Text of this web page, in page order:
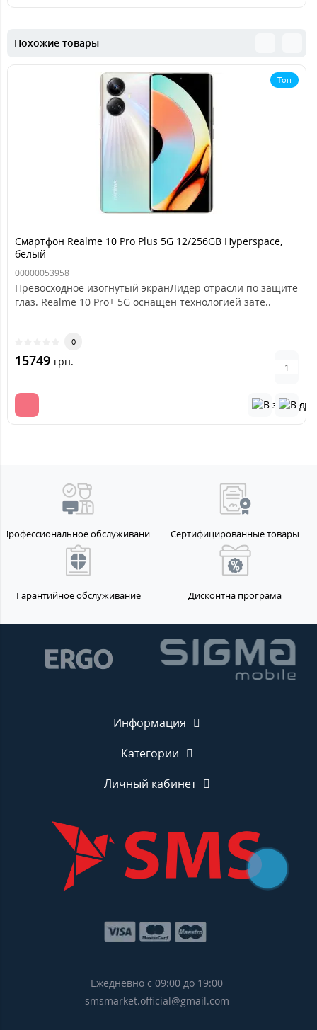
Похожие товары
Топ
Смартфон Realme 10 Pro Plus 5G 12/256GB Hyperspace,
белый
00000053958
Превосходное изогнутый экранЛидер отрасли по защите
глаз. Realme 10 Pro+ 5G оснащен технологией зате..
0
15749 грн.
Профессиональное обслуживание Сертифицированные товары
Гарантийное обслуживание Дисконтна програма
Информация
Категории
Личный кабинет
Ежедневно с 09:00 до 19:00
smsmarket.official@gmail.com